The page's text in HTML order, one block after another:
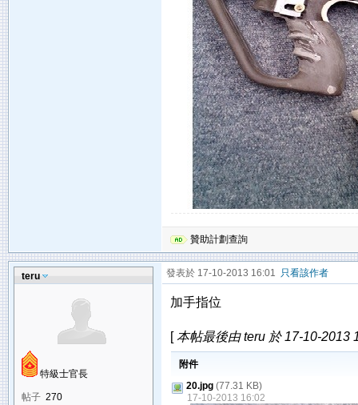
贊助計劃查詢
teru
特級士官長
帖子 270
發表於 17-10-2013 16:01 只看該作者
加手指位
[本帖最後由 teru 於 17-10-2013
附件
20.jpg (77.31 KB)
17-10-2013 16:02